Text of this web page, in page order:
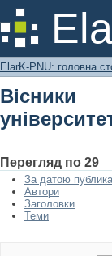
Вісники
Огієнка
ElarK-PNU: головна
Вісники
Перегляд по 29
За датою
Автори
Заголовки
Теми